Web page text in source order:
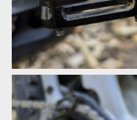
Pembree D3A Large - britská
gripem
Pembree D3A Large - britská
gripem
Pembree D3A Large - britská
gripem